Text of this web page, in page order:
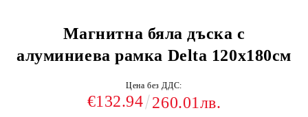
Магнитна бяла дъска с
алуминиева рамка Delta 120x180см
Цена без ДДС:
€132.94 260.01лв.